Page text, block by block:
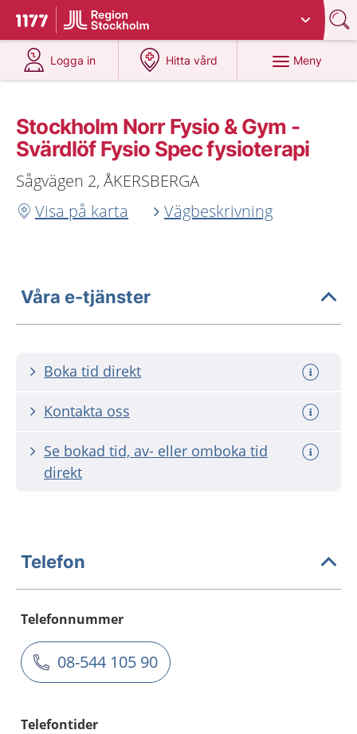
Till startsidan för 1177
Du har valt region
Logga in
på 1177.se
Hitta vård
på 1177.se
Meny
Stockholm Norr Fysio & Gym -
Svärdlöf Fysio Spec fysioterapi
Sågvägen 2, ÅKERSBERGA
Visa på karta
Vägbeskrivning
Våra e-tjänster
Boka tid direkt
Kontakta oss
Se bokad tid, av- eller omboka tid
direkt
Telefon
Telefonnummer
08-544 105 90
Telefontider